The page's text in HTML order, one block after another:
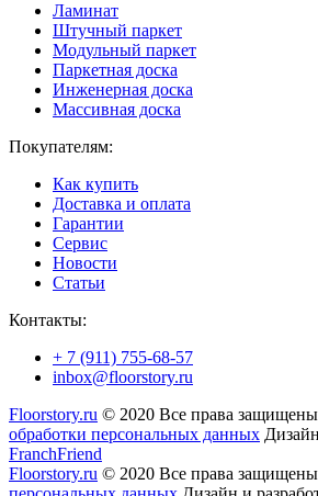
Ламинат
Штучный паркет
Модульный паркет
Паркетная доска
Инженерная доска
Массивная доска
Покупателям:
Как купить
Доставка и оплата
Гарантии
Сервис
Новости
Статьи
Контакты:
+ 7 (911) 755-68-57
inbox@floorstory.ru
Floorstory.ru © 2020 Все права
обработки персональных данных
FranchFriend
Floorstory.ru © 2020 Все права защищены